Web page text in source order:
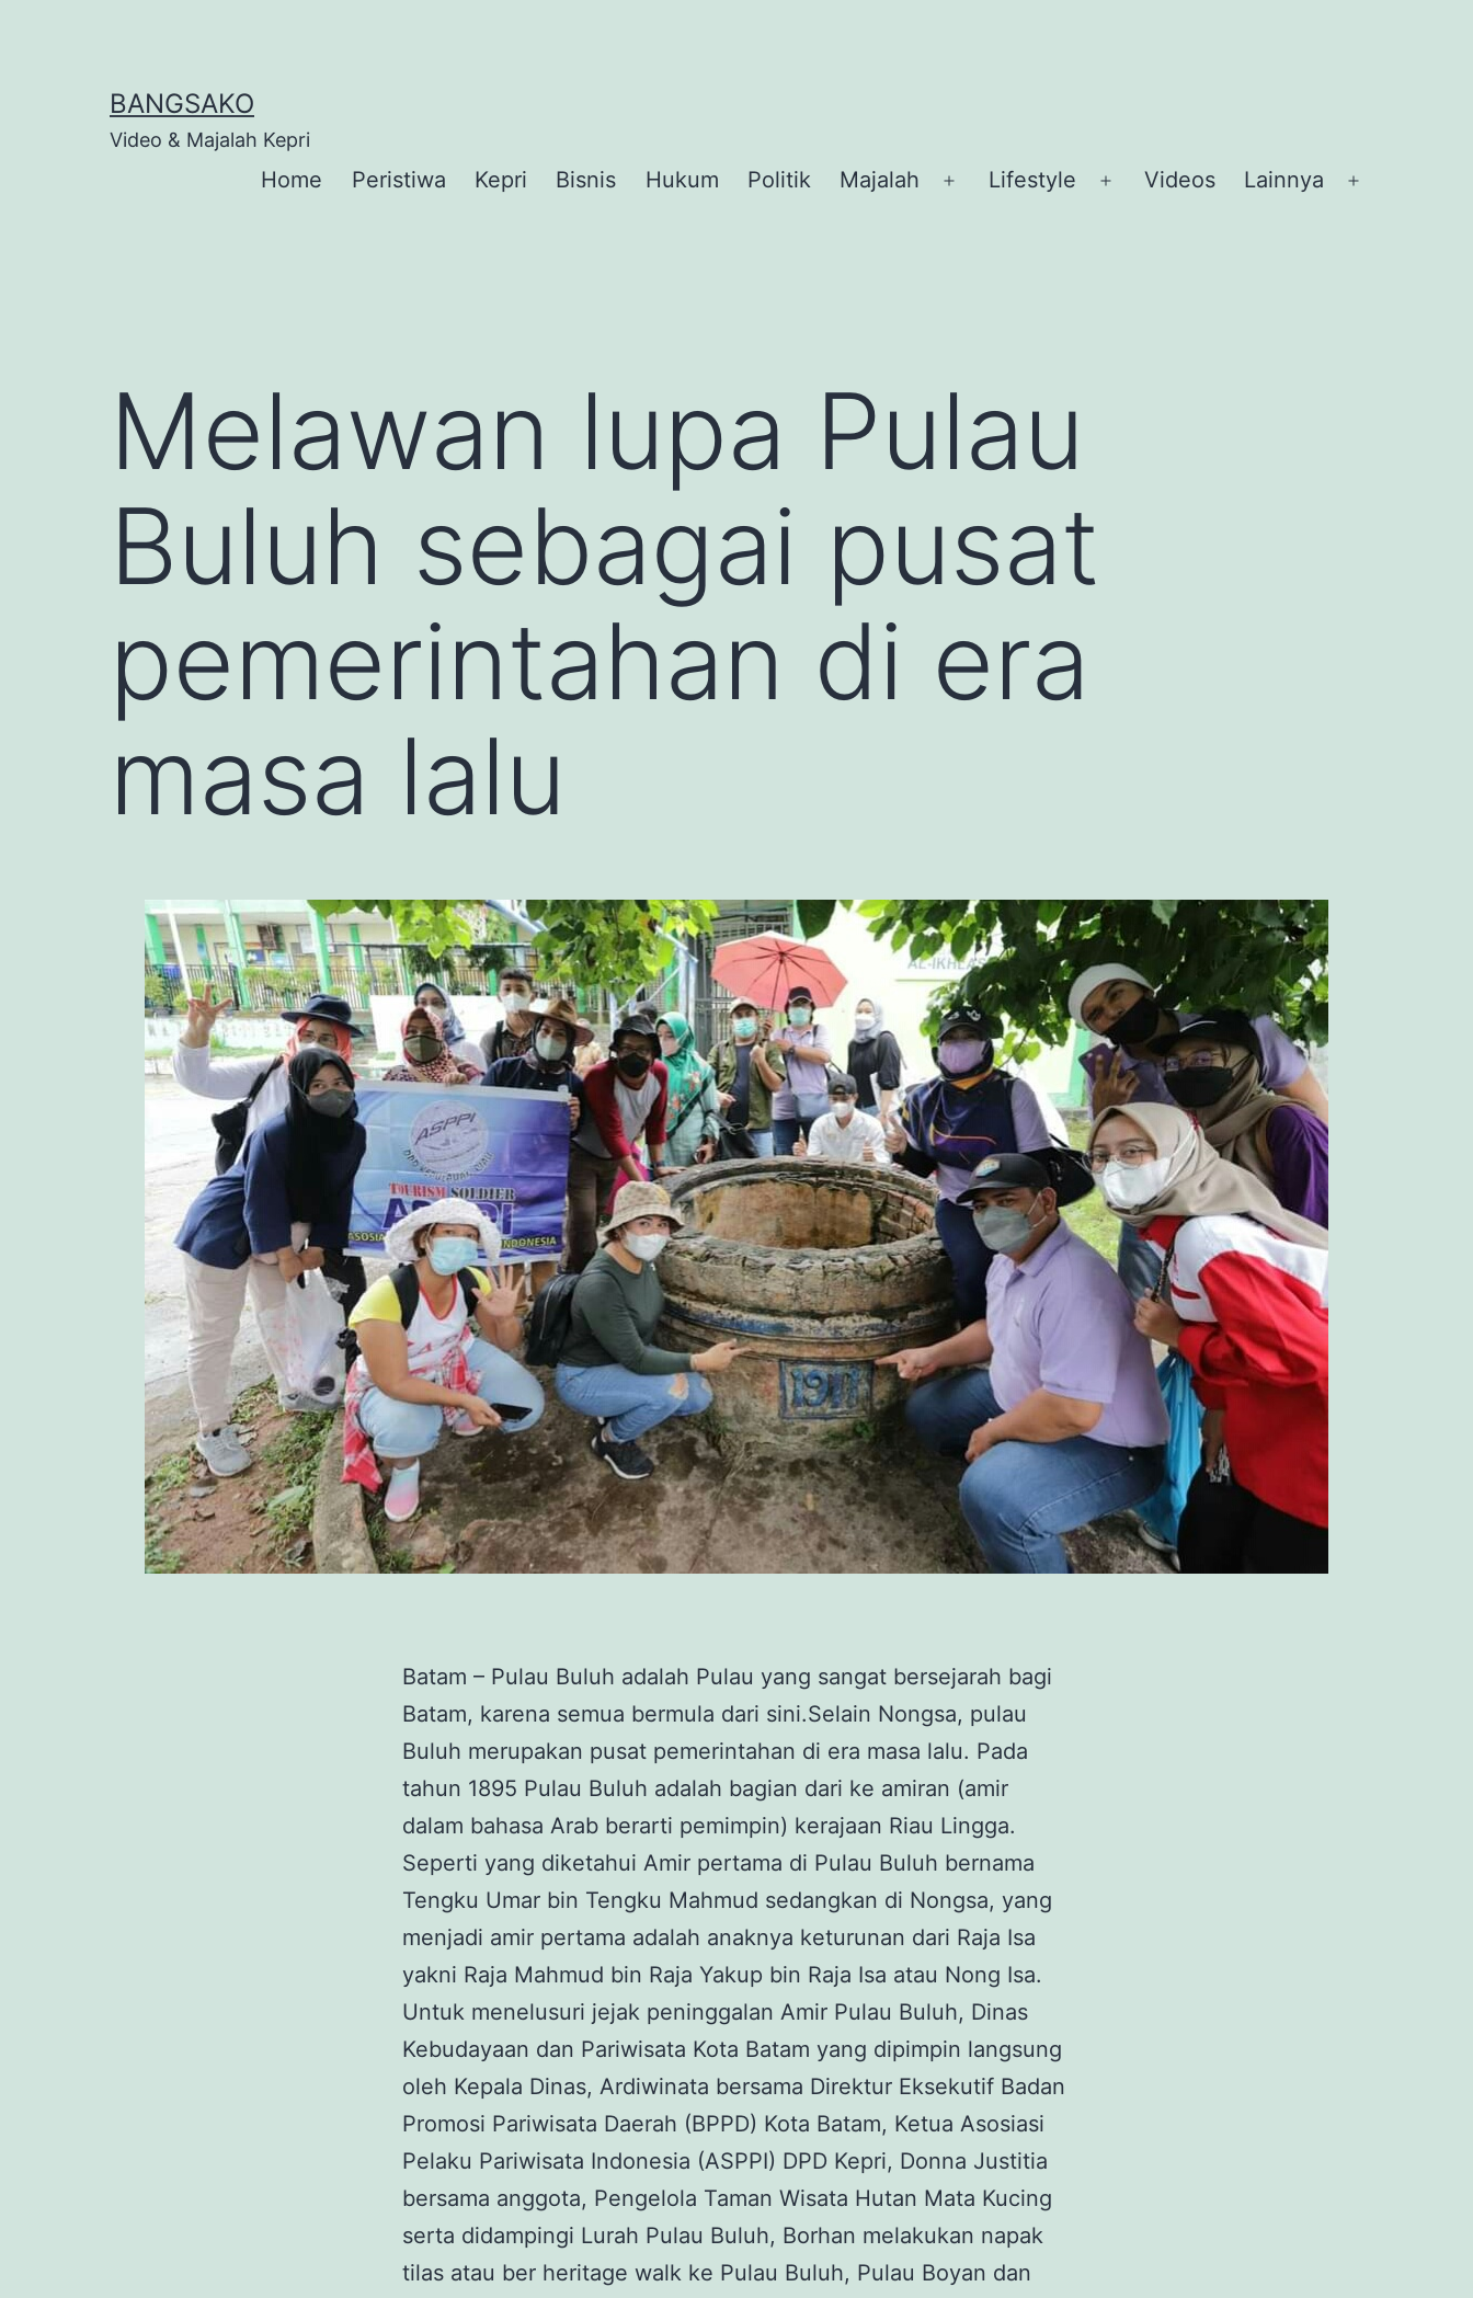
BANGSAKO
Video & Majalah Kepri
Home Peristiwa Kepri Bisnis Hukum Politik Majalah
Open
Lifestyle
Open
Videos Lainnya
Melawan lupa Pulau
Buluh sebagai pusat
pemerintahan di era
masa lalu
Batam – Pulau Buluh adalah Pulau yang sangat bersejarah bagi
Batam, karena semua bermula dari sini.Selain Nongsa, pulau
Buluh merupakan pusat pemerintahan di era masa lalu. Pada
tahun 1895 Pulau Buluh adalah bagian dari ke amiran (amir
dalam bahasa Arab berarti pemimpin) kerajaan Riau Lingga.
Seperti yang diketahui Amir pertama di Pulau Buluh bernama
Tengku Umar bin Tengku Mahmud sedangkan di Nongsa, yang
menjadi amir pertama adalah anaknya keturunan dari Raja Isa
yakni Raja Mahmud bin Raja Yakup bin Raja Isa atau Nong Isa.
Untuk menelusuri jejak peninggalan Amir Pulau Buluh, Dinas
Kebudayaan dan Pariwisata Kota Batam yang dipimpin langsung
oleh Kepala Dinas, Ardiwinata bersama Direktur Eksekutif Badan
Promosi Pariwisata Daerah (BPPD) Kota Batam, Ketua Asosiasi
Pelaku Pariwisata Indonesia (ASPPI) DPD Kepri, Donna Justitia
bersama anggota, Pengelola Taman Wisata Hutan Mata Kucing
serta didampingi Lurah Pulau Buluh, Borhan melakukan napak
tilas atau ber heritage walk ke Pulau Buluh, Pulau Boyan dan